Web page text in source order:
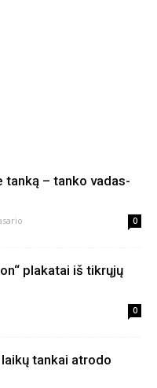
– tanko vadas-
0
plakatai iš tikrųjų
0
tankai atrodo